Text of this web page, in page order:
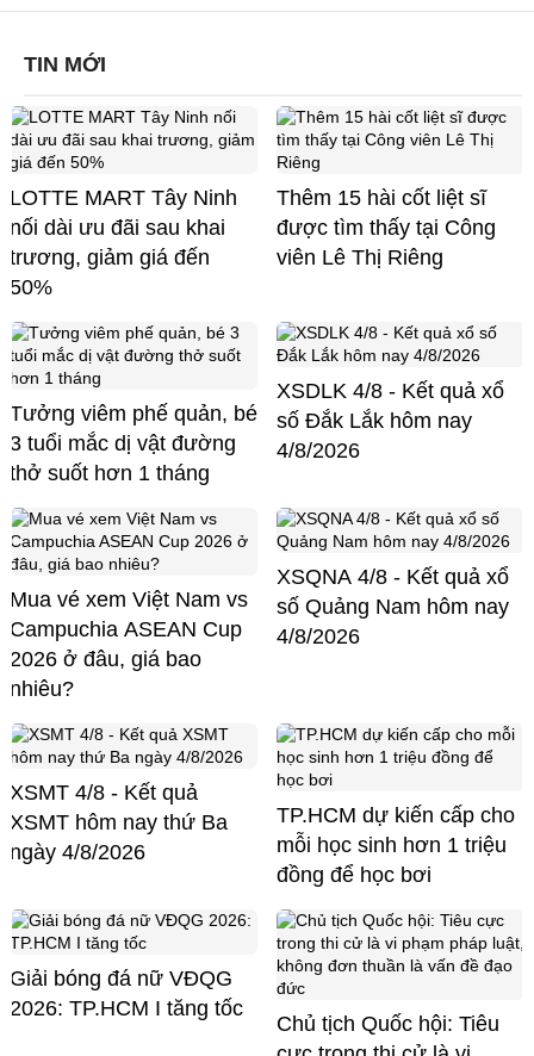
TIN MỚI
LOTTE MART Tây Ninh
nối dài ưu đãi sau khai
trương, giảm giá đến
50%
Thêm 15 hài cốt liệt sĩ
được tìm thấy tại Công
viên Lê Thị Riêng
Tưởng viêm phế quản, bé
3 tuổi mắc dị vật đường
thở suốt hơn 1 tháng
XSDLK 4/8 - Kết quả xổ
số Đắk Lắk hôm nay
4/8/2026
Mua vé xem Việt Nam vs
Campuchia ASEAN Cup
2026 ở đâu, giá bao
nhiêu?
XSQNA 4/8 - Kết quả xổ
số Quảng Nam hôm nay
4/8/2026
XSMT 4/8 - Kết quả
XSMT hôm nay thứ Ba
ngày 4/8/2026
TP.HCM dự kiến cấp cho
mỗi học sinh hơn 1 triệu
đồng để học bơi
Giải bóng đá nữ VĐQG
2026: TP.HCM I tăng tốc
Chủ tịch Quốc hội: Tiêu